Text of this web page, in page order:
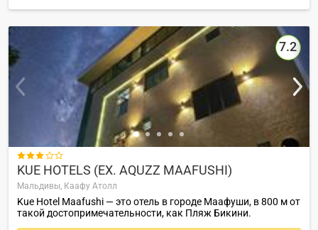
7.2

KUE HOTELS (EX. AQUZZ MAAFUSHI)
Мальдивы, Каафу Атолл
Kue Hotel Maafushi — это отель в городе Маафуши, в 800 м от
такой достопримечательности, как Пляж Бикини.